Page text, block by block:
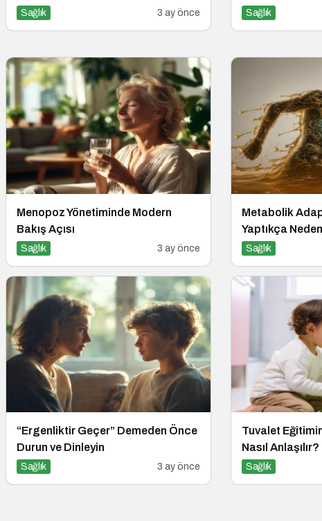
Sağlık 3 ay önce Sağlık
Menopoz Yönetiminde Modern
Bakış Açısı
Sağlık 3 ay önce
Metabolik
Yaptıkça
Zorlaşır?
Sağlık
“Ergenliktir Geçer” Demeden Önce
Durun ve Dinleyin
Sağlık 3 ay önce
Tuvalet
Nasıl Anlaşılır?
Sağlık